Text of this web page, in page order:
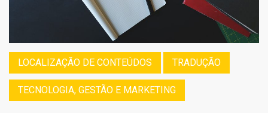
LOCALIZAÇÃO DE CONTEÚDOS TRADUÇÃO
TECNOLOGIA, GESTÃO E MARKETING